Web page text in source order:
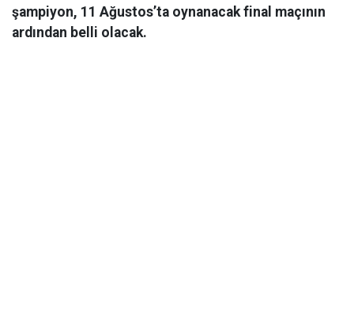
şampiyon, 11 Ağustos’ta oynanacak final maçının
ardından belli olacak.